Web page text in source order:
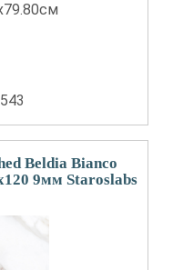
Beldia Bianco
9мм Staroslabs